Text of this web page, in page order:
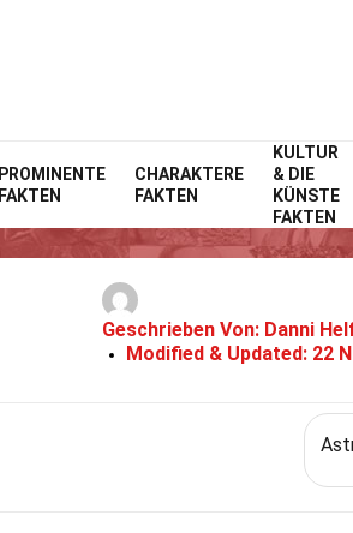
PROMINENTE
FAKTEN
CHARAKTERE
FAKTEN
KULTUR
& DIE
KÜNSTE
FAKTEN
Home Technik &
38
Geschrieben Von: Danni
Modified & Updated: 22